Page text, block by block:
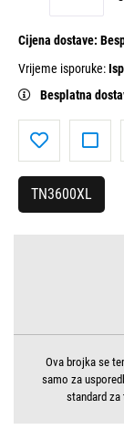
Cijena dostave:
Vrijeme isporuke:
Besplatna
TN3600XL
Ova brojka se
samo za
standard za